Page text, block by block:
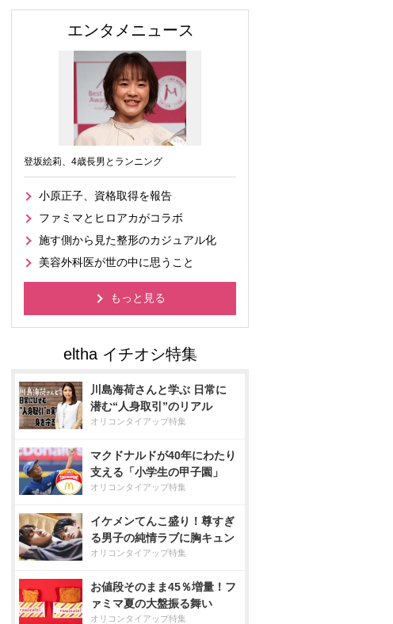
エンタメニュース
登坂絵莉、4歳長男とランニング
小原正子、資格取得を報告
ファミマとヒロアカがコラボ
施す側から見た整形のカジュアル化
美容外科医が世の中に思うこと
もっと見る
川島海荷さんと学ぶ 日常に
潜む“人身取引”のリアル
オリコンタイアップ特集
マクドナルドが40年にわたり
支える「小学生の甲子園」
オリコンタイアップ特集
イケメンてんこ盛り！尊すぎ
る男子の純情ラブに胸キュン
オリコンタイアップ特集
お値段そのまま45％増量！フ
ァミマ夏の大盤振る舞い
オリコンタイアップ特集